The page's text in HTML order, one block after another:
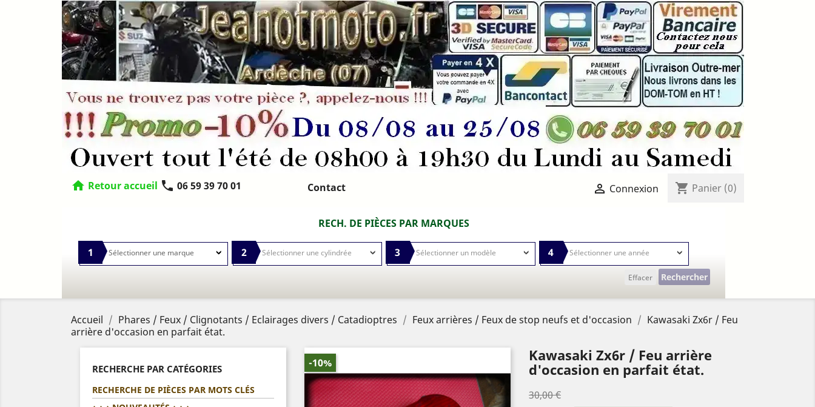
home Retour accueil phone 06 59 39 70 01 Contact  Connexion shopping_cart Panier (0)
RECH. DE PIÈCES PAR MARQUES
1 2 3 4
Effacer Rechercher
Accueil Phares / Feux / Clignotants / Eclairages divers / Catadioptres Feux arrières / Feux de stop neufs et d'occasion
Kawasaki Zx6r / Feu
arrière d'occasion en parfait état.
RECHERCHE PAR CATÉGORIES
RECHERCHE DE PIÈCES PAR MOTS CLÉS
-10%
Kawasaki Zx6r / Feu arrière
d'occasion en parfait état.
30,00 €